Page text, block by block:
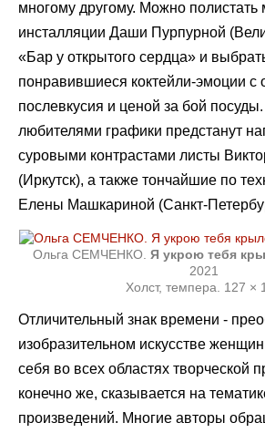
многому другому. Можно полистать
инсталляции Даши Пурпурной
«Бар у открытого сердца» и
понравившиеся коктейли-эмоции с
послевкусия и ценой за бой
любителями графики предстанут
суровыми контрастами листы
(Иркутск), а также тончайшие по
Елены Машкариной (Санкт-
Ольга СЕМЧЕНКО. Я укрою тебя
2021
Холст, темпера. 127 ×
Отличительный знак времени -
изобразительном искусстве
себя во всех областях творческой
конечно же, сказывается на
произведений. Многие авторы